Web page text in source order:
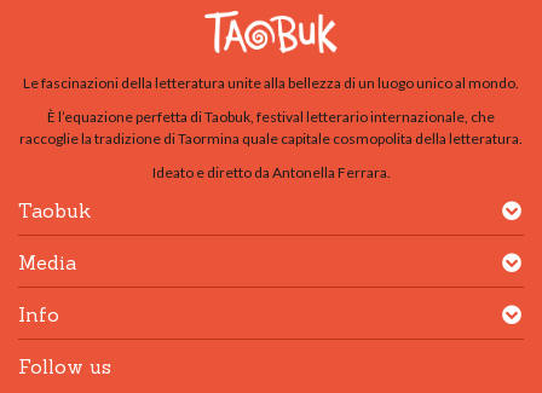
Le fascinazioni della letteratura unite alla bellezza di un luogo unico al mondo.
È l’equazione perfetta di Taobuk, festival letterario internazionale, che
raccoglie la tradizione di Taormina quale capitale cosmopolita della letteratura.
Ideato e diretto da Antonella Ferrara.
Taobuk
Media
Info
Follow us